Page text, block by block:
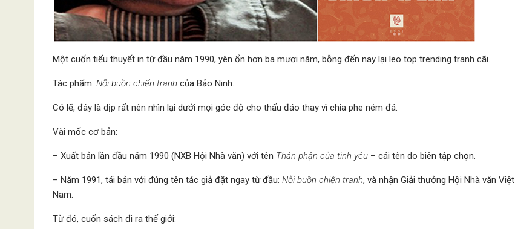
Một cuốn tiểu thuyết in từ đầu năm 1990, yên ổn hơn ba mươi năm, bỗng đến nay lại leo top trending tranh cãi.
Tác phẩm: Nỗi buồn chiến tranh của Bảo Ninh.
Có lẽ, đây là dịp rất nên nhìn lại dưới mọi góc độ cho thấu đáo thay vì chia phe ném đá.
Vài mốc cơ bản:
– Xuất bản lần đầu năm 1990 (NXB Hội Nhà văn) với tên Thân phận của tình yêu – cái tên do biên tập chọn.
– Năm 1991, tái bản với đúng tên tác giả đặt ngay từ đầu: Nỗi buồn chiến tranh, và nhận Giải thưởng Hội Nhà văn Việt
Nam.
Từ đó, cuốn sách đi ra thế giới: